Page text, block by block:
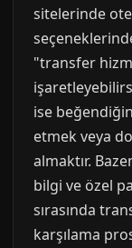
sitelerinde
"transfer
ise
etmek veya
almaktır.
bilgi ve özel
sırasında
karşılama